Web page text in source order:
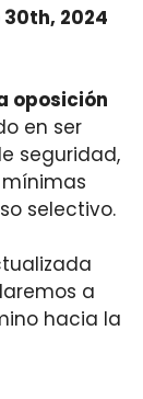
2024
oposición
en ser
seguridad,
selectivo.
a
hacia la